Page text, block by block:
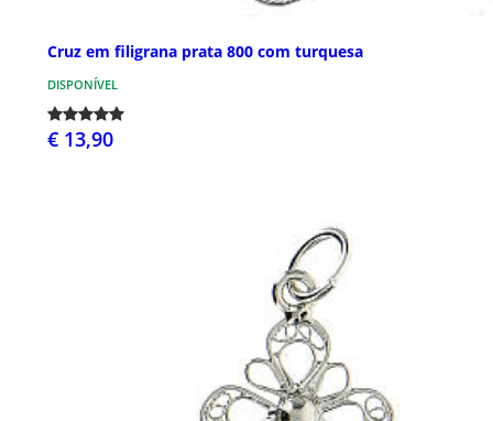
Cruz em filigrana prata 800 com turquesa
DISPONÍVEL
€ 13,90